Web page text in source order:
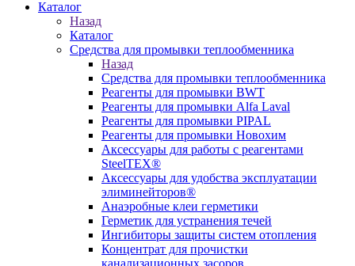
Каталог
Назад
Каталог
Средства для промывки теплообменника
Назад
Средства для промывки теплообменника
Реагенты для промывки BWT
Реагенты для промывки Alfa Laval
Реагенты для промывки PIPAL
Реагенты для промывки Новохим
Аксессуары для работы с реагентами
SteelTEX®
Аксессуары для удобства эксплуатации
элиминейторов®
Анаэробные клеи герметики
Герметик для устранения течей
Ингибиторы защиты систем отопления
Концентрат для прочистки
канализационных засоров